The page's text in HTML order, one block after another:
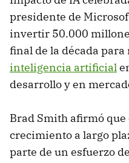
presidente de
invertir 50.000
final de la década para
inteligencia artificial
desarrollo y en
Brad Smith afirmó
crecimiento a largo
parte de un esfuerzo